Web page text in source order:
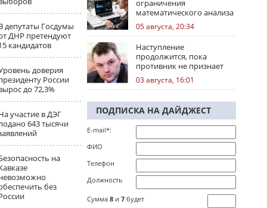
депутаты Госдумы
ДНР претендуют
кандидатов
доверия
России
до 72,3%
участие в ДЭГ
643 тысячи
на
без
ограничения
математического анализа
избирательных кампаний
05 августа, 20:34
Наступление
продолжится, пока
противник не признает
стратегическое
поражение
03 августа, 16:01
ПОДПИСКА НА ДАЙДЖЕСТ
E-mail*:
ФИО
Телефон
Должность
Сумма 8 и 7 будет